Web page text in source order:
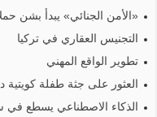
«الأمن الجنائي» يبدأ بشن
التجنيس العقاري في تركيا
تطوير الواقع المهني
العثور على جثة طفلة كويتية
الذكاء الاصطناعي يسطع في